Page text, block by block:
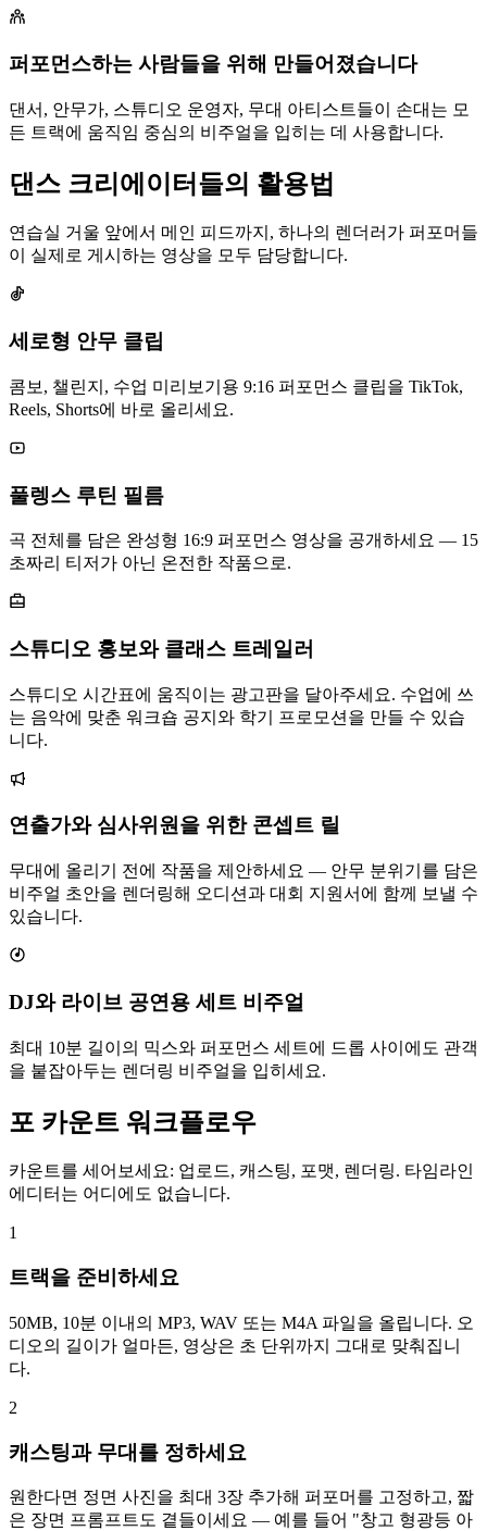
퍼포먼스하는 사람들을 위해 만들어졌습니다
댄서, 안무가, 스튜디오 운영자, 무대 아티스트들이 손대는 모
든 트랙에 움직임 중심의 비주얼을 입히는 데 사용합니다.
댄스 크리에이터들의 활용법
연습실 거울 앞에서 메인 피드까지, 하나의 렌더러가 퍼포머들
이 실제로 게시하는 영상을 모두 담당합니다.
세로형 안무 클립
콤보, 챌린지, 수업 미리보기용 9:16 퍼포먼스 클립을 TikTok,
Reels, Shorts에 바로 올리세요.
풀렝스 루틴 필름
곡 전체를 담은 완성형 16:9 퍼포먼스 영상을 공개하세요 — 15
초짜리 티저가 아닌 온전한 작품으로.
스튜디오 홍보와 클래스 트레일러
스튜디오 시간표에 움직이는 광고판을 달아주세요. 수업에 쓰
는 음악에 맞춘 워크숍 공지와 학기 프로모션을 만들 수 있습
니다.
연출가와 심사위원을 위한 콘셉트 릴
무대에 올리기 전에 작품을 제안하세요 — 안무 분위기를 담은
비주얼 초안을 렌더링해 오디션과 대회 지원서에 함께 보낼 수
있습니다.
DJ와 라이브 공연용 세트 비주얼
최대 10분 길이의 믹스와 퍼포먼스 세트에 드롭 사이에도 관객
을 붙잡아두는 렌더링 비주얼을 입히세요.
포 카운트 워크플로우
카운트를 세어보세요: 업로드, 캐스팅, 포맷, 렌더링. 타임라인
에디터는 어디에도 없습니다.
1
트랙을 준비하세요
50MB, 10분 이내의 MP3, WAV 또는 M4A 파일을 올립니다. 오
디오의 길이가 얼마든, 영상은 초 단위까지 그대로 맞춰집니
다.
2
캐스팅과 무대를 정하세요
원한다면 정면 사진을 최대 3장 추가해 퍼포머를 고정하고, 짧
은 장면 프롬프트도 곁들이세요 — 예를 들어 "창고 형광등 아